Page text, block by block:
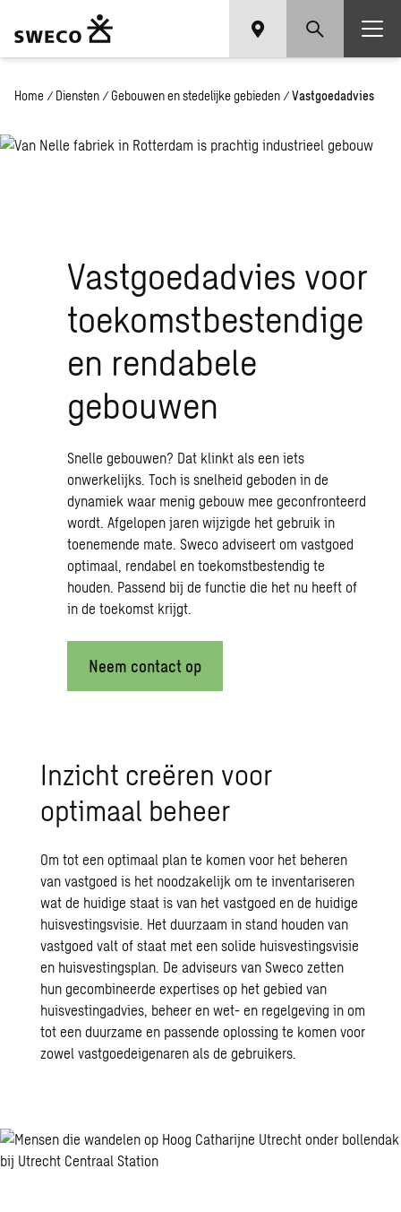
Home / Diensten / Gebouwen en stedelijke gebieden / Vastgoedadvies
Vastgoedadvies voor
toekomstbestendige
en rendabele
gebouwen
Snelle gebouwen? Dat klinkt als een iets
onwerkelijks. Toch is snelheid geboden in de
dynamiek waar menig gebouw mee geconfronteerd
wordt. Afgelopen jaren wijzigde het gebruik in
toenemende mate. Sweco adviseert om vastgoed
optimaal, rendabel en toekomstbestendig te
houden. Passend bij de functie die het nu heeft of
in de toekomst krijgt.
Neem contact op
Inzicht creëren voor
optimaal beheer
Om tot een optimaal plan te komen voor het beheren
van vastgoed is het noodzakelijk om te inventariseren
wat de huidige staat is van het vastgoed en de huidige
huisvestingsvisie. Het duurzaam in stand houden van
vastgoed valt of staat met een solide huisvestingsvisie
en huisvestingsplan. De adviseurs van Sweco zetten
hun gecombineerde expertises op het gebied van
huisvestingadvies, beheer en wet- en regelgeving in om
tot een duurzame en passende oplossing te komen voor
zowel vastgoedeigenaren als de gebruikers.